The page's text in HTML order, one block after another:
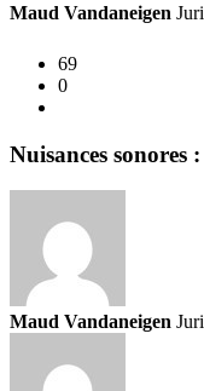
Maud Vandaneigen
69
0
Nuisances sonores
Maud Vandaneigen